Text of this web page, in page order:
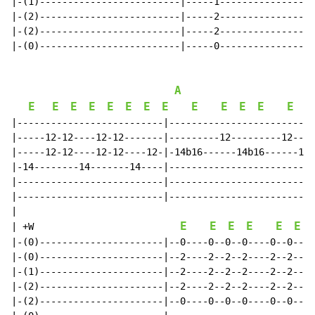
|-(2)-------------------------|-----
|-(2)-------------------------|-----
|-(0)-------------------------|-----
A
E
E E E E E E E E E E E E
|--------------------------
|-----12-12----12-12-------|---------12---------
|-----12-12----12-12----12-|-14b16------14b16------
|-14--------14-------14----
|--------------------------
|--------------------------
| +W
E E E E E E
|-(0)----------------------|--0----0--0--0----0--0--
|-(0)----------------------|--2----2--2--2----2--2--
|-(1)----------------------|--2----2--2--2----2--2--
|-(2)----------------------|--2----2--2--2----2--2--
|-(2)----------------------|--0----0--0--0----0--0--